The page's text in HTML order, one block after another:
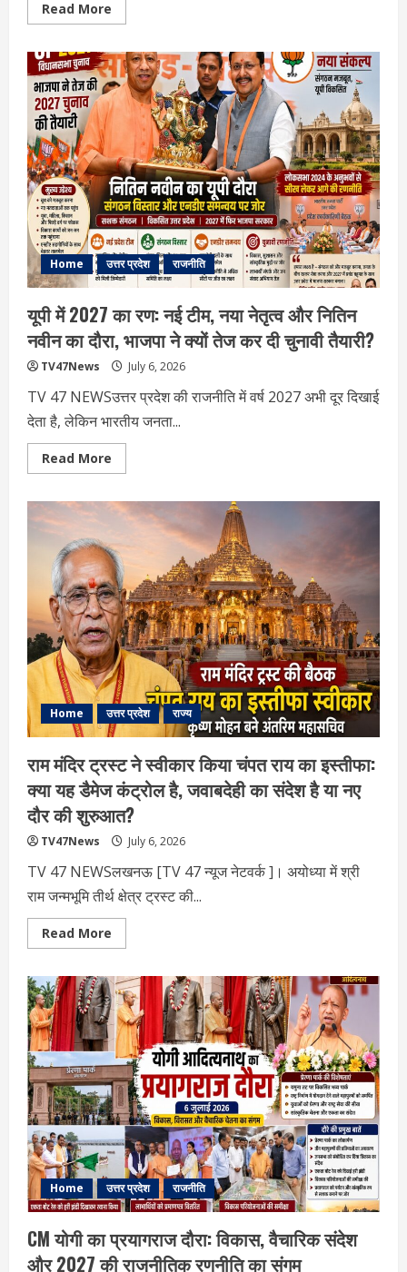
Read More
more
सहित
17
राज्यों
में
भारी
बारिश
अलर्ट:
जानिए
IMD
की
पूरी
चेतावनी
Home उत्तर प्रदेश राजनीति
यूपी में 2027 का रण: नई टीम, नया नेतृत्व और नितिन
नवीन का दौरा, भाजपा ने क्यों तेज कर दी चुनावी तैयारी?
TV47News July 6, 2026
TV 47 NEWSउत्तर प्रदेश की राजनीति में वर्ष 2027 अभी दूर दिखाई
देता है, लेकिन भारतीय जनता...
Read More
more
में
2027
का
रण:
नई
टीम,
नया
नेतृत्व
और
नितिन
नवीन
का
दौरा,
भाजपा
ने
क्यों
तेज
कर
दी
तैयारी?
Home उत्तर प्रदेश राज्य
राम मंदिर ट्रस्ट ने स्वीकार किया चंपत राय का इस्तीफा:
क्या यह डैमेज कंट्रोल है, जवाबदेही का संदेश है या नए
दौर की शुरुआत?
TV47News July 6, 2026
TV 47 NEWSलखनऊ [TV 47 न्‍यूज नेटवर्क ]। अयोध्या में श्री
राम जन्मभूमि तीर्थ क्षेत्र ट्रस्ट की...
Read More
more
मंदिर
ट्रस्ट
ने
स्वीकार
किया
चंपत
राय
का
इस्तीफा:
क्या
यह
डैमेज
कंट्रोल
है,
जवाबदेही
संदेश
है
या
दौर
की
शुरुआत?
Home उत्तर प्रदेश राजनीति
CM योगी का प्रयागराज दौरा: विकास, वैचारिक संदेश
और 2027 की राजनीतिक रणनीति का संगम